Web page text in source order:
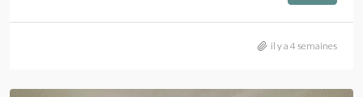
il y a 4 semaines